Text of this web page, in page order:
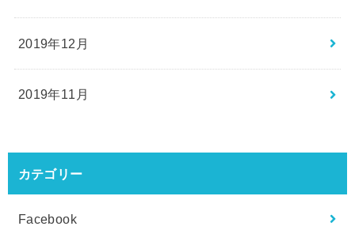
2019年12月
2019年11月
カテゴリー
Facebook